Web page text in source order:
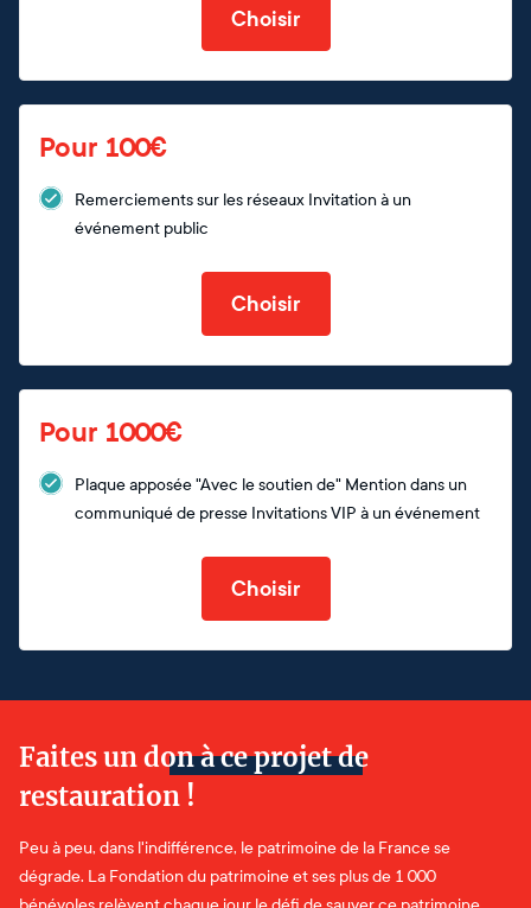
Choisir
Pour 100€
Remerciements sur les réseaux Invitation à un
événement public
Choisir
Pour 1000€
Plaque apposée "Avec le soutien de" Mention dans un
communiqué de presse Invitations VIP à un événement
Choisir
Faites un don à ce projet de
restauration !
Peu à peu, dans l'indifférence, le patrimoine de la France se
dégrade. La Fondation du patrimoine et ses plus de 1 000